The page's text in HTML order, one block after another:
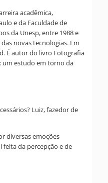
acadêmica,
e da Faculdade de
da Unesp, entre 1988 e
novas tecnologias. Em
É autor do livro Fotografia
um estudo em torno da
Luiz, fazedor de
diversas emoções
da percepção e de